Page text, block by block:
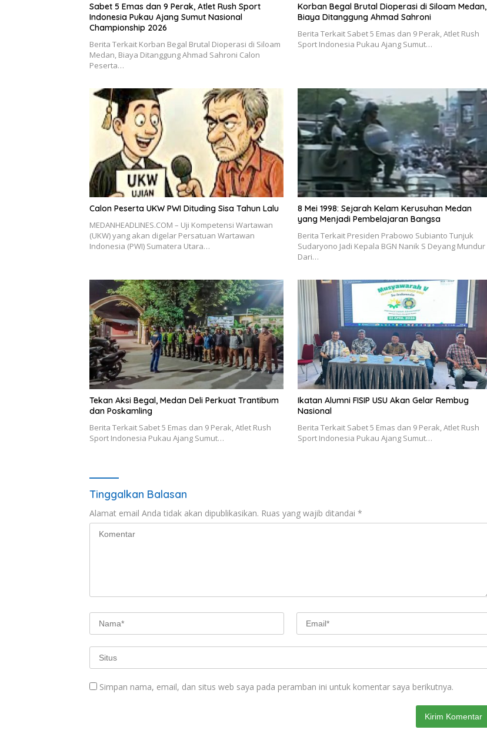
Sabet 5 Emas dan 9 Perak, Atlet Rush Sport
Indonesia Pukau Ajang Sumut Nasional
Championship 2026
Berita Terkait Korban Begal Brutal Dioperasi di Siloam
Medan, Biaya Ditanggung Ahmad Sahroni Calon
Peserta…
Korban Begal Brutal Dioperasi di Siloam Medan,
Biaya Ditanggung Ahmad Sahroni
Berita Terkait Sabet 5 Emas dan 9 Perak, Atlet Rush
Sport Indonesia Pukau Ajang Sumut…
Calon Peserta UKW PWI Dituding Sisa Tahun Lalu
MEDANHEADLINES.COM – Uji Kompetensi Wartawan
(UKW) yang akan digelar Persatuan Wartawan
Indonesia (PWI) Sumatera Utara…
8 Mei 1998: Sejarah Kelam Kerusuhan Medan
yang Menjadi Pembelajaran Bangsa
Berita Terkait Presiden Prabowo Subianto Tunjuk
Sudaryono Jadi Kepala BGN Nanik S Deyang Mundur
Dari…
Tekan Aksi Begal, Medan Deli Perkuat Trantibum
dan Poskamling
Berita Terkait Sabet 5 Emas dan 9 Perak, Atlet Rush
Sport Indonesia Pukau Ajang Sumut…
Ikatan Alumni FISIP USU Akan Gelar Rembug
Nasional
Berita Terkait Sabet 5 Emas dan 9 Perak, Atlet Rush
Sport Indonesia Pukau Ajang Sumut…
Tinggalkan Balasan
Alamat email Anda tidak akan dipublikasikan. Ruas yang wajib ditandai *
Simpan nama, email, dan situs web saya pada peramban ini untuk komentar saya berikutnya.